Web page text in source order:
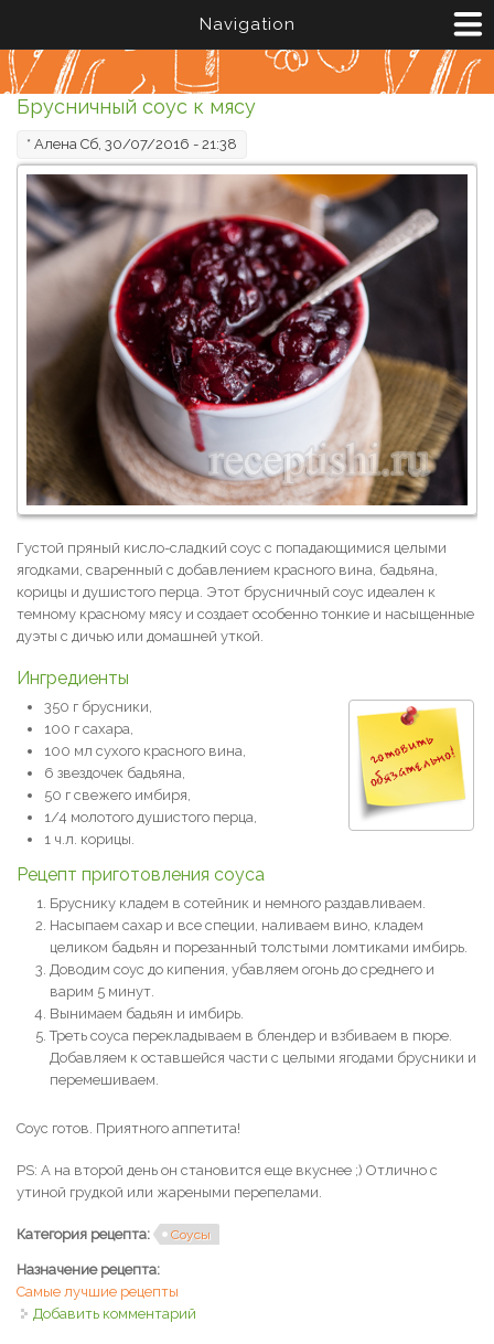
Navigation
Брусничный соус к мясу
* Алена Сб, 30/07/2016 - 21:38
Густой пряный кисло-сладкий соус с попадающимися целыми
ягодками, сваренный с добавлением красного вина, бадьяна,
корицы и душистого перца. Этот брусничный соус идеален к
темному красному мясу и создает особенно тонкие и насыщенные
дуэты с дичью или домашней уткой.
Ингредиенты
350 г брусники,
100 г сахара,
100 мл сухого красного вина,
6 звездочек бадьяна,
50 г свежего имбиря,
1/4 молотого душистого перца,
1 ч.л. корицы.
Рецепт приготовления соуса
Бруснику кладем в сотейник и немного раздавливаем.
Насыпаем сахар и все специи, наливаем вино, кладем
целиком бадьян и порезанный толстыми ломтиками имбирь.
Доводим соус до кипения, убавляем огонь до среднего и
варим 5 минут.
Вынимаем бадьян и имбирь.
Треть соуса перекладываем в блендер и взбиваем в пюре.
Добавляем к оставшейся части с целыми ягодами брусники и
перемешиваем.
Соус готов. Приятного аппетита!
PS: А на второй день он становится еще вкуснее ;) Отлично с
утиной грудкой или жареными перепелами.
Категория рецепта: Соусы
Назначение рецепта:
Самые лучшие рецепты
Добавить комментарий